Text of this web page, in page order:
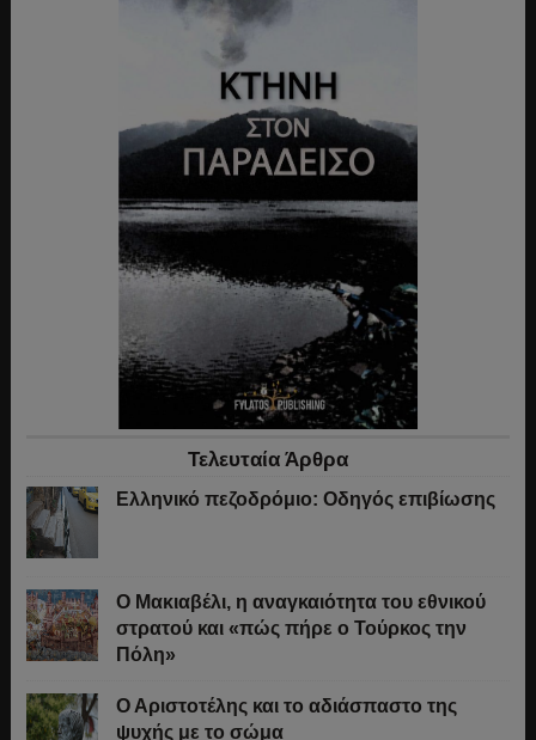
Τελευταία Άρθρα
Ελληνικό πεζοδρόμιο: Οδηγός επιβίωσης
Ο Μακιαβέλι, η αναγκαιότητα του εθνικού
στρατού και «πώς πήρε ο Τούρκος την
Πόλη»
Ο Αριστοτέλης και το αδιάσπαστο της
ψυχής με το σώμα